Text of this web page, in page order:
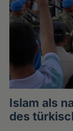
Islam als
des